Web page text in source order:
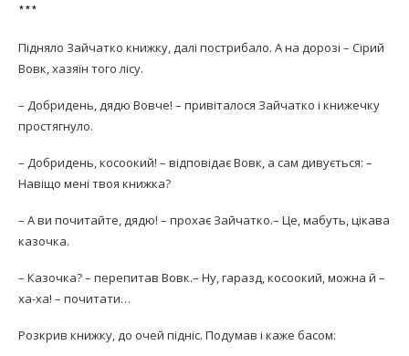
***
Підняло Зайчатко книжку, далі пострибало. А на дорозі – Сірий
Вовк, хазяїн того лісу.
– Добридень, дядю Вовче! – привіталося Зайчатко і книжечку
простягнуло.
– Добридень, косоокий! – відповідає Вовк, а сам дивується: –
Навіщо мені твоя книжка?
– А ви почитайте, дядю! – прохає Зайчатко.– Це, мабуть, цікава
казочка.
– Казочка? – перепитав Вовк.– Ну, гаразд, косоокий, можна й –
ха-ха! – почитати…
Розкрив книжку, до очей підніс. Подумав і каже басом: